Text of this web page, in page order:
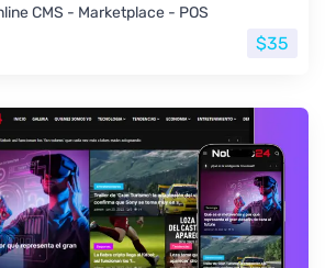
CMS - Marketplace - POS
$35